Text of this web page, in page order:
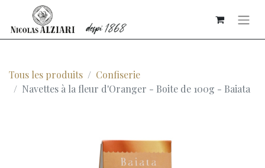
Tous les produits
Confiserie
Navettes à la fleur d'Oranger - Boite de 100g - Baiata